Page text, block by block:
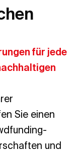
für jede
Sie einen
und